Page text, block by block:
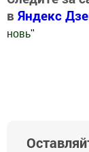
в Яндекс
новь"